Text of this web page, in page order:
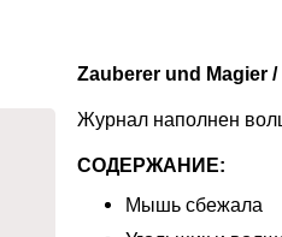
Zauberer und Magier
Журнал наполнен
СОДЕРЖАНИЕ:
Мышь сбежала